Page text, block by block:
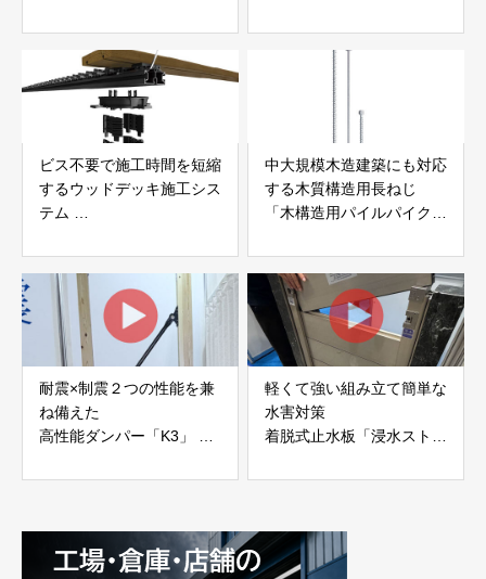
社サンパテック
ビス不要で施工時間を短縮
するウッドデッキ施工シス
テム
JAPAN
中大規模木造建築にも対応
する木質構造用長ねじ
「木構造用パイルパイクビ
耐震×制震２つの性能を兼
ね備えた
高性能ダンパー「K3」 富
軽くて強い組み立て簡単な
水害対策
着脱式止水板「浸水ストッ
富士工業株式会社